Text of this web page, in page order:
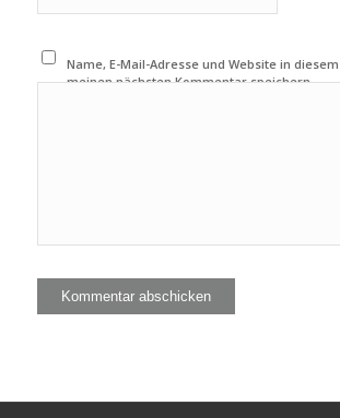
Name, E-Mail-Adresse und Website in
meinen nächsten Kommentar speichern.